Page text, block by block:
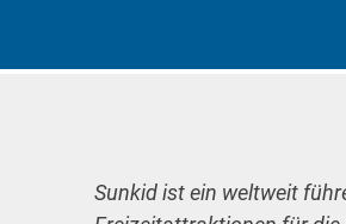
Sunkid ist ein weltweit